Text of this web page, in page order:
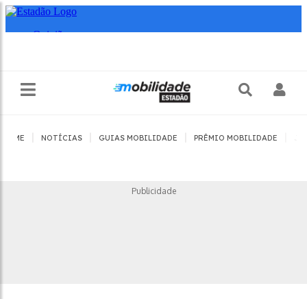
HOME NOTÍCIAS GUIAS MOBILIDADE PRÊMIO MOBILIDADE
Publicidade